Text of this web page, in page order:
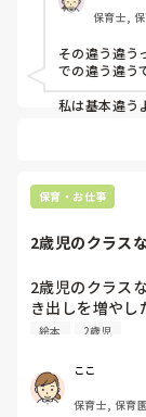
私が1番印象
ュを脇におい
行事の絵とい
苦手でした。
ホントながな
保育士,
その違う違う
での違う違う
私は基本違う
違うって言
もしくは違う
出てきてもら
ける子様様で
保育・お仕事
2歳児のクラス
2歳児のクラス
き出しを増やし
どんなことをし
絵本 2歳児
ここ
保育士, 保育